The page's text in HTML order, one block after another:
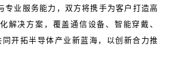
专业服务能力，双方将携手为客户打造高
解决方案，覆盖通信设备、智能穿戴、
开拓半导体产业新蓝海，以创新合力推